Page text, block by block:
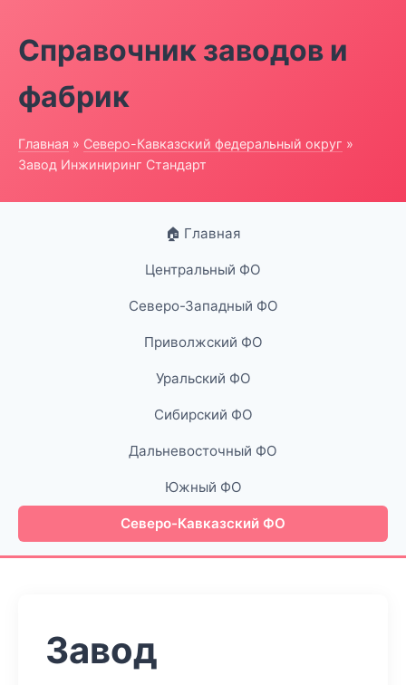
Справочник заводов и
фабрик
Главная » Северо-Кавказский федеральный округ »
Завод Инжиниринг Стандарт
🏠 Главная
Центральный ФО
Северо-Западный ФО
Приволжский ФО
Уральский ФО
Сибирский ФО
Дальневосточный ФО
Южный ФО
Северо-Кавказский ФО
Завод